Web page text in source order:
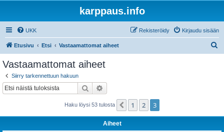
karppaus.info
UKK Kirjaudu sisään
Rekisteröidy
Etusivu Etsi Vastaamattomat aiheet
Vastaamattomat aiheet
Siirry tarkennettuun hakuun
Etsi
Haku löysi 53 tulosta Edellinen
1 2 3
Aiheet